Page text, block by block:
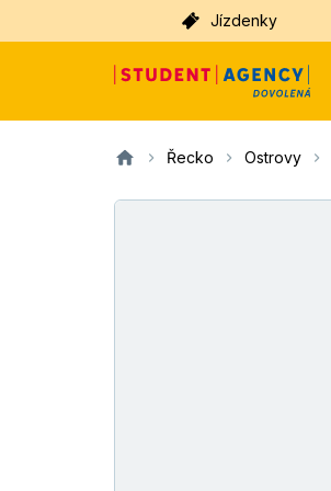
Jízdenky
Řecko Ostrovy